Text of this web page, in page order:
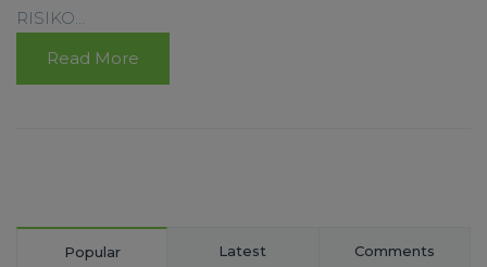
RISIKO...
Read More
Popular Latest Comments